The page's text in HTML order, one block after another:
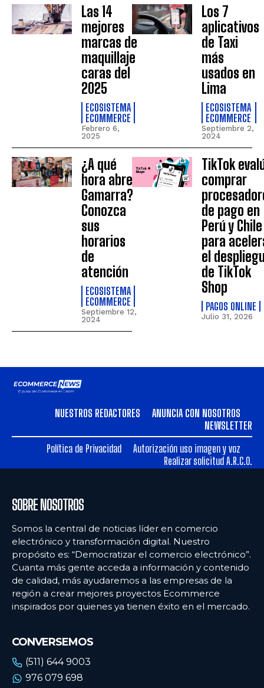
Las 14
mejores
marcas de
maquillaje
caras del
2025
ECOSISTEMA
ECOMMERCE
Febrero 6,
2025
Los 7
aplicativos
de Taxi
más
usados en
Lima
ECOSISTEMA
ECOMMERCE
Septiembre 2,
2024
¿A qué
hora abre
Gamarra?
Conozca
sus
horarios
de
atención
ECOSISTEMA
ECOMMERCE
Septiembre 12,
2024
TikTok
comprar
de pago en
Perú y Chile
para
el
de TikTok
Shop
PAGOS ONLINE
Julio 31, 2026
NUESTROS REDACTORES
ANUNCIA CON NOSOTROS
NEWSLETTER
Política de Privacidad
Autorización uso imagen y voz
Realizar solicitud A.R.C.O.
SOBRE NOSOTROS
Somos la central de noticias líder en comercio
electrónico y transformación digital. Nuestro
propósito es: “Democratizar el comercio electrónico”.
Cuanta más gente acceda a información y contenido
de calidad, más ayudaremos a las empresas de la
región a crear mejores proyectos Ecommerce
inspirados por quienes ya tienen éxito en el mercado.
CONVERSEMOS
(511) 644 9003
976 079 698